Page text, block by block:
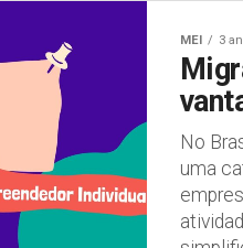
MEI 3
No
uma